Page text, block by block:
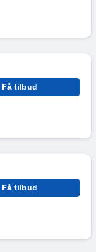
Få tilbud
Få tilbud